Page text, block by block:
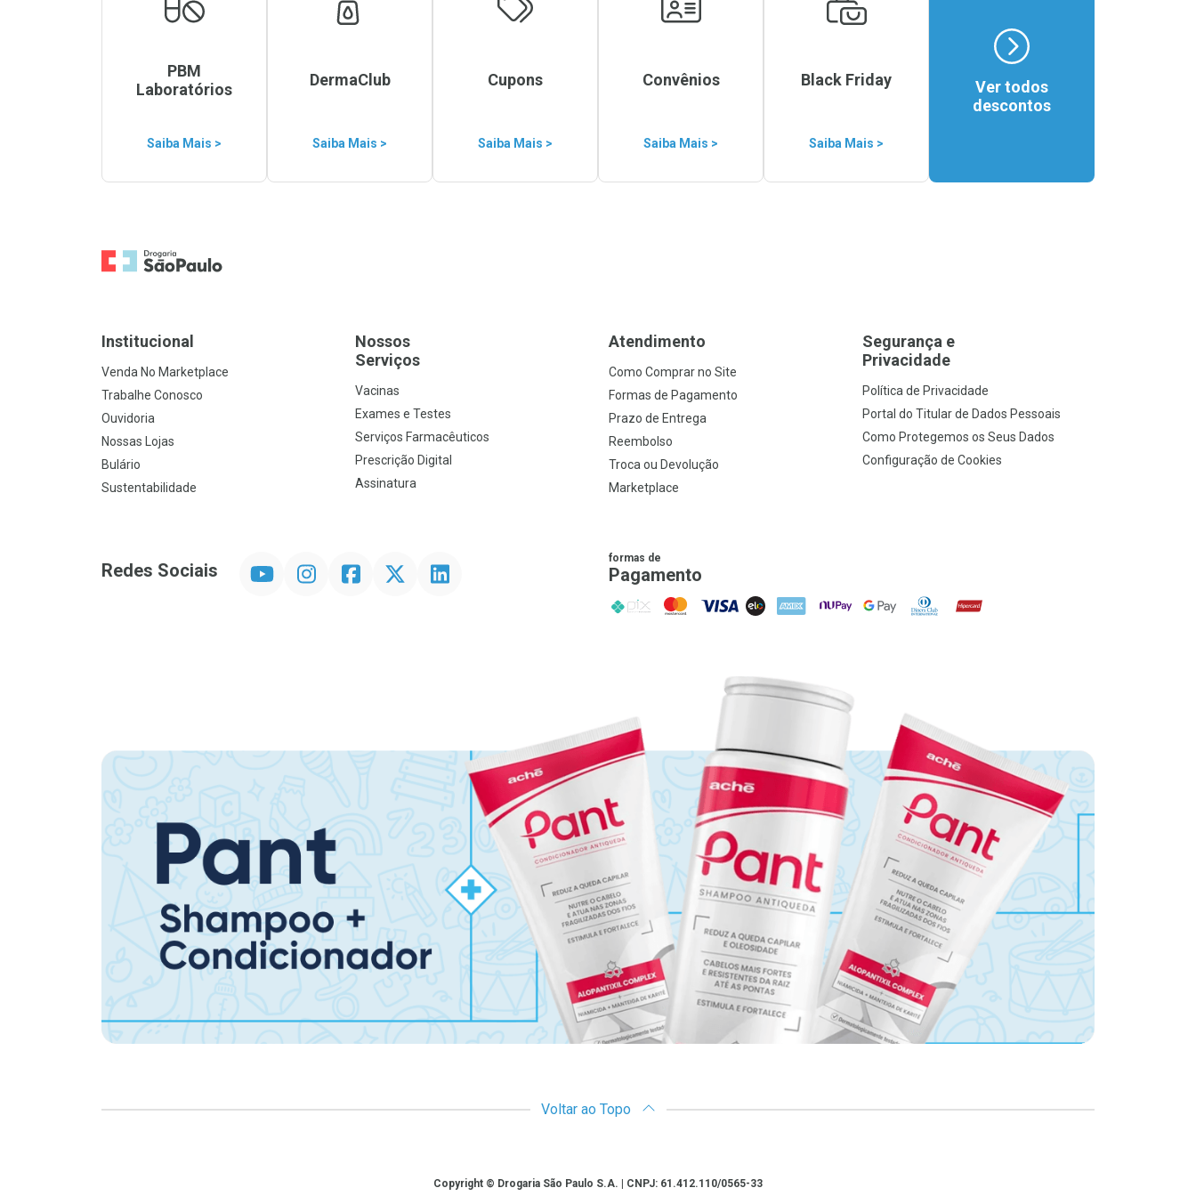
PBM
Laboratórios
Saiba Mais >
DermaClub
Saiba Mais >
Cupons
Saiba Mais >
Convênios
Saiba Mais >
Black Friday
Saiba Mais >
Ver todos
descontos
Ir para a Home
Institucional
Venda No Marketplace
Trabalhe Conosco
Ouvidoria
Nossas Lojas
Bulário
Sustentabilidade
Nossos
Serviços
Vacinas
Exames e Testes
Serviços Farmacêuticos
Prescrição Digital
Assinatura
Atendimento
Como Comprar no Site
Formas de Pagamento
Prazo de Entrega
Reembolso
Troca ou Devolução
Marketplace
Segurança e
Privacidade
Política de Privacidade
Portal do Titular de Dados Pessoais
Como Protegemos os Seus Dados
Configuração de Cookies
Redes Sociais InstagramFacebookTwitter Linkedin formas de
Pagamento
PIX MasterCard
VISA ELO AMEX NuPay Google PayDiners ClubHipercard
Voltar ao Topo
Copyright © Drogaria São Paulo S.A. | CNPJ: 61.412.110/0565-33